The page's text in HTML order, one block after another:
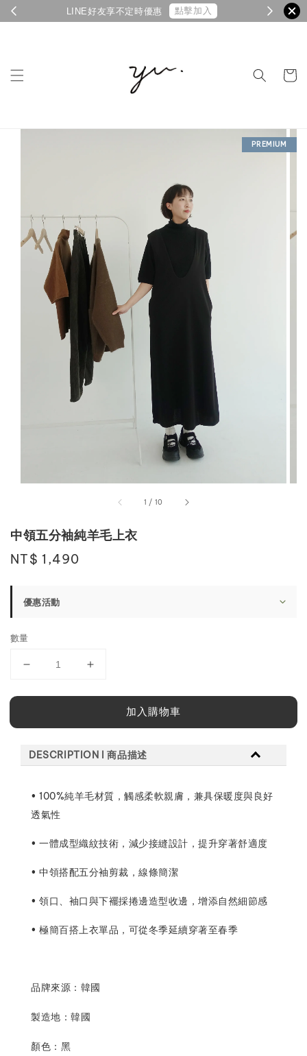
LINE好友享不定時優惠 點擊加入
1 / 10
PREMIUM
中領五分袖純羊毛上衣
Regular
NT$ 1,490
優惠活動
數量
加入購物車
DESCRIPTION l 商品描述
• 100%純羊毛材質，觸感柔軟親膚，兼具保暖度與良好
透氣性
• 一體成型織紋技術，減少接縫設計，提升穿著舒適度
• 中領搭配五分袖剪裁，線條簡潔
• 領口、袖口與下襬採捲邊造型收邊，增添自然細節感
• 極簡百搭上衣單品，可從冬季延續穿著至春季
品牌來源：韓國
製造地：韓國
顏色：黑